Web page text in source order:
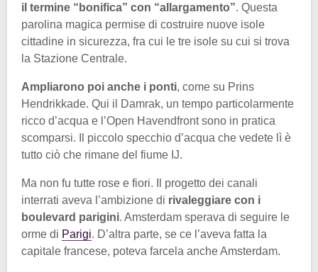
il termine “bonifica” con “allargamento”. Questa
parolina magica permise di costruire nuove isole
cittadine in sicurezza, fra cui le tre isole su cui si trova
la Stazione Centrale.
Ampliarono poi anche i ponti, come su Prins
Hendrikkade. Qui il Damrak, un tempo particolarmente
ricco d’acqua e l’Open Havendfront sono in pratica
scomparsi. Il piccolo specchio d’acqua che vedete lì è
tutto ciò che rimane del fiume IJ.
Ma non fu tutte rose e fiori. Il progetto dei canali
interrati aveva l’ambizione di rivaleggiare con i
boulevard parigini. Amsterdam sperava di seguire le
orme di Parigi. D’altra parte, se ce l’aveva fatta la
capitale francese, poteva farcela anche Amsterdam.